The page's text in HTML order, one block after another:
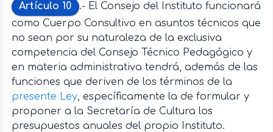
Artículo 10
.- El Consejo del Instituto funcionará
como Cuerpo Consultivo en asuntos técnicos que
no sean por su naturaleza de la exclusiva
competencia del Consejo Técnico Pedagógico y
en materia administrativa tendrá, además de las
funciones que deriven de los términos de la
presente Ley, específicamente la de formular y
proponer a la Secretaría de Cultura los
presupuestos anuales del propio Instituto.